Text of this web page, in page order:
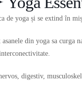
de yoga și se extind în
din yoga sa curga
digestiv,